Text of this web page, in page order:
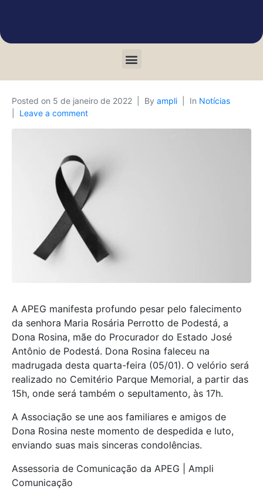
Posted on 5 de janeiro de 2022 By ampli In Notícias
Leave a comment
A APEG manifesta profundo pesar pelo falecimento
da senhora Maria Rosária Perrotto de Podestá, a
Dona Rosina, mãe do Procurador do Estado José
Antônio de Podestá. Dona Rosina faleceu na
madrugada desta quarta-feira (05/01). O velório será
realizado no Cemitério Parque Memorial, a partir das
15h, onde será também o sepultamento, às 17h.
A Associação se une aos familiares e amigos de
Dona Rosina neste momento de despedida e luto,
enviando suas mais sinceras condolências.
Assessoria de Comunicação da APEG | Ampli
Comunicação